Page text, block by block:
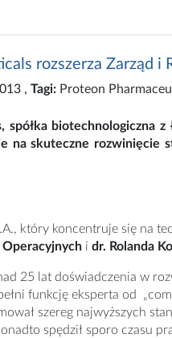
rozszerza Zarząd i
, Tagi: Proteon
spółka biotechnologiczna
na skuteczne
który koncentruje się na
i dr. Rolanda
25 lat doświadczenia w
funkcję eksperta od
szereg najwyższych
spędził sporo czasu